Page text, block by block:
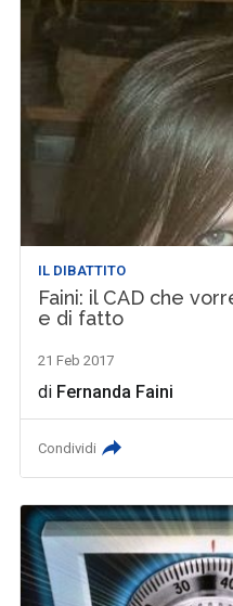
IL DIBATTITO
Faini: il CAD che
e di fatto
21 Feb 2017
di Fernanda Faini
Condividi